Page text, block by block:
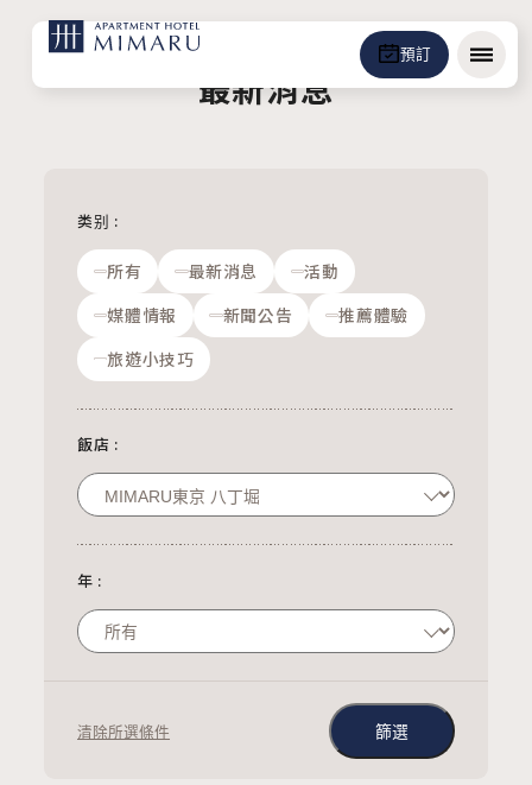
選單
預訂
最新消息
类别 :
所有 最新消息
活動
媒體情報
新聞公告
推薦體驗
旅遊小技巧
飯店 :
年 :
清除所選條件